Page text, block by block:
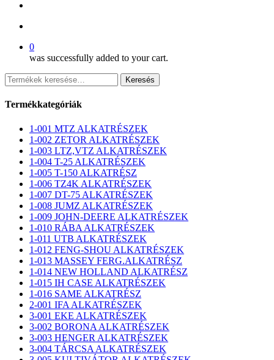
0
was successfully added to your cart.
Keresés
a
következőre:
Keresés
Termékkategóriák
1-001 MTZ ALKATRÉSZEK
1-002 ZETOR ALKATRÉSZEK
1-003 LTZ,VTZ ALKATRÉSZEK
1-004 T-25 ALKATRÉSZEK
1-005 T-150 ALKATRÉSZ
1-006 TZ4K ALKATRÉSZEK
1-007 DT-75 ALKATRÉSZEK
1-008 JUMZ ALKATRÉSZEK
1-009 JOHN-DEERE ALKATRÉSZEK
1-010 RÁBA ALKATRÉSZEK
1-011 UTB ALKATRÉSZEK
1-012 FENG-SHOU ALKATRÉSZEK
1-013 MASSEY FERG.ALKATRÉSZ
1-014 NEW HOLLAND ALKATRÉSZ
1-015 IH CASE ALKATRÉSZEK
1-016 SAME ALKATRÉSZ
2-001 IFA ALKATRÉSZEK
3-001 EKE ALKATRÉSZEK
3-002 BORONA ALKATRÉSZEK
3-003 HENGER ALKATRÉSZEK
3-004 TÁRCSA ALKATRÉSZEK